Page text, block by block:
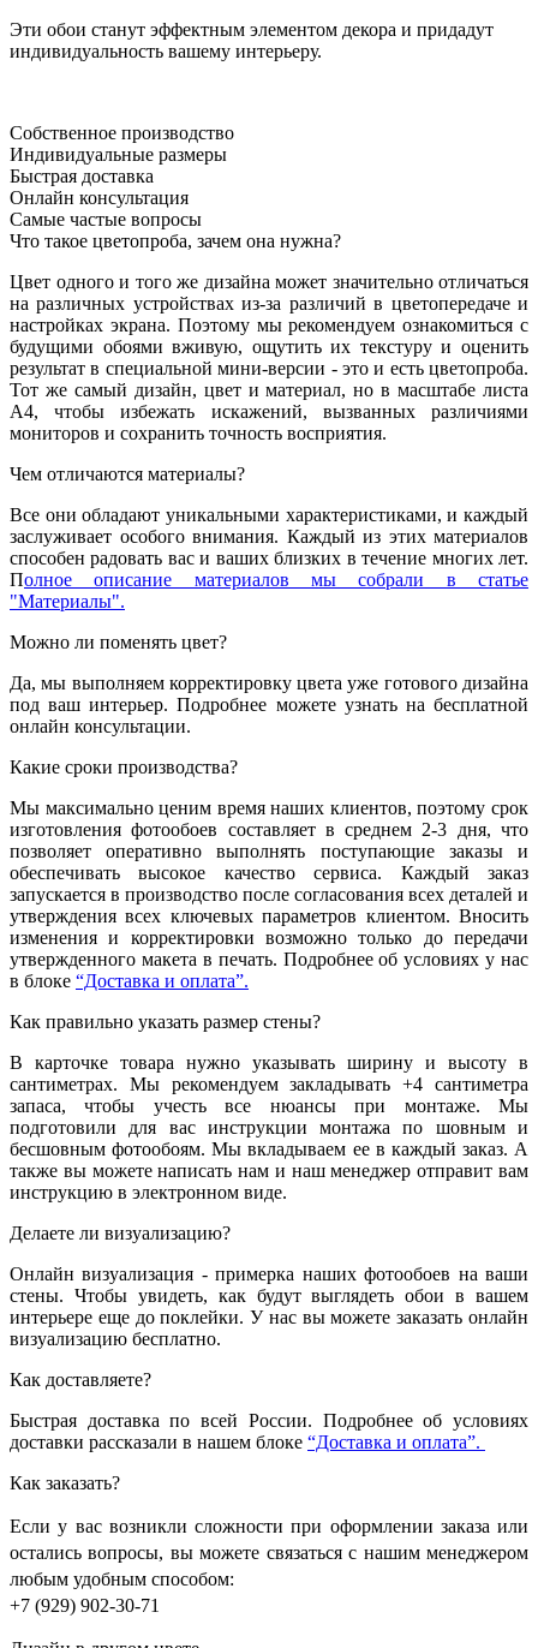
Эти обои станут эффектным элементом декора и придадут
индивидуальность вашему интерьеру.
Собственное производство
Индивидуальные размеры
Быстрая доставка
Онлайн консультация
Самые частые вопросы
Что такое цветопроба, зачем она нужна?
Цвет одного и того же дизайна может значительно отличаться
на различных устройствах из-за различий в цветопередаче и
настройках экрана. Поэтому мы рекомендуем ознакомиться с
будущими обоями вживую, ощутить их текстуру и оценить
результат в специальной мини-версии - это и есть цветопроба.
Тот же самый дизайн, цвет и материал, но в масштабе листа
А4, чтобы избежать искажений, вызванных различиями
мониторов и сохранить точность восприятия.
Чем отличаются материалы?
Все они обладают уникальными характеристиками, и каждый
заслуживает особого внимания. Каждый из этих материалов
способен радовать вас и ваших близких в течение многих лет.
Полное описание материалов мы собрали в статье
"Материалы".
Можно ли поменять цвет?
Да, мы выполняем корректировку цвета уже готового дизайна
под ваш интерьер. Подробнее можете узнать на бесплатной
онлайн консультации.
Какие сроки производства?
Мы максимально ценим время наших клиентов, поэтому срок
изготовления фотообоев составляет в среднем 2-3 дня, что
позволяет оперативно выполнять поступающие заказы и
обеспечивать высокое качество сервиса. Каждый заказ
запускается в производство после согласования всех деталей и
утверждения всех ключевых параметров клиентом. Вносить
изменения и корректировки возможно только до передачи
утвержденного макета в печать. Подробнее об условиях у нас
в блоке “Доставка и оплата”.
Как правильно указать размер стены?
В карточке товара нужно указывать ширину и высоту в
сантиметрах. Мы рекомендуем закладывать +4 сантиметра
запаса, чтобы учесть все нюансы при монтаже. Мы
подготовили для вас инструкции монтажа по шовным и
бесшовным фотообоям. Мы вкладываем ее в каждый заказ. А
также вы можете написать нам и наш менеджер отправит вам
инструкцию в электронном виде.
Делаете ли визуализацию?
Онлайн визуализация - примерка наших фотообоев на ваши
стены. Чтобы увидеть, как будут выглядеть обои в вашем
интерьере еще до поклейки. У нас вы можете заказать онлайн
визуализацию бесплатно.
Как доставляете?
Быстрая доставка по всей России. Подробнее об условиях
доставки рассказали в нашем блоке “Доставка и оплата”.
Как заказать?
Если у вас возникли сложности при оформлении заказа или
остались вопросы, вы можете связаться с нашим менеджером
любым удобным способом:
+7 (929) 902-30-71